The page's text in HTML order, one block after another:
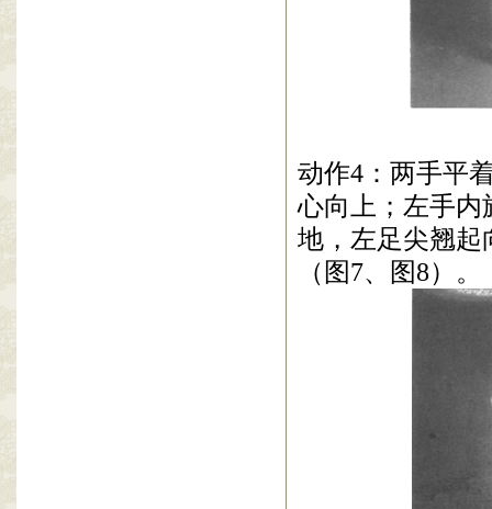
动作4 ：两手平
心向上；左手内
地，左足尖翘起
（图7、图8）。